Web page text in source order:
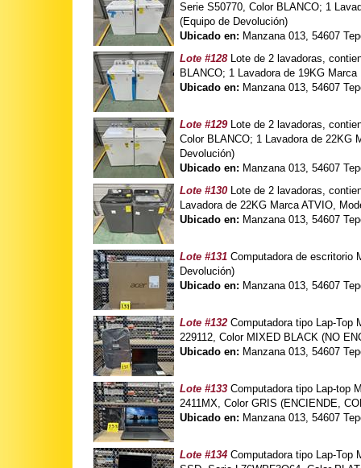
Serie S50770, Color BLANCO; 1
(Equipo de Devolución)
Ubicado en: Manzana 013, 54607
Lote #128Lote de 2 lavadoras,
BLANCO; 1 Lavadora de 19KG
Ubicado en: Manzana 013, 54607
Lote #129Lote de 2 lavadoras,
Color BLANCO; 1 Lavadora de 22KG
Devolución)
Ubicado en: Manzana 013, 54607
Lote #130 Lote de 2 lavadoras,
Lavadora de 22KG Marca ATVIO,
Ubicado en: Manzana 013, 54607
Lote #131 Computadora de escritorio
Devolución)
Ubicado en: Manzana 013, 54607
Lote #132 Computadora tipo Lap-Top
229112, Color MIXED BLACK (NO
Ubicado en: Manzana 013, 54607
Lote #133 Computadora tipo Lap-top
2411MX, Color GRIS (ENCIENDE,
Ubicado en: Manzana 013, 54607
Lote #134 Computadora tipo Lap-Top